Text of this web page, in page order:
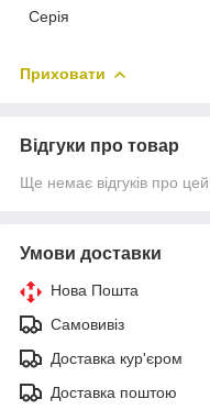
Серія
Приховати
Відгуки про товар
Ще немає відгуків про
Умови доставки
Нова Пошта
Самовивіз
Доставка кур'єром
Доставка поштою